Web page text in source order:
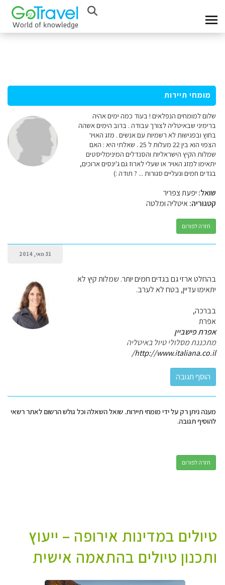
מומחי תיירות
שלום למומחים הנפלאים ! בעוד כמה ימים אהיה
ברימיני שבאיטליה לצורך עבודה . ברוב הימים אשהה
בחוץ ובפגישות לא רשמיות עם אנשים . מזג האויר
הצפוי הוא בין 22 מעלות ל 25 . שאלתי היא : האם
שמלות הקיץ הישראליות והסנדלים המינימליסטים
יתאימו למזג האויר או שעלי לארוז גם ג'ינסים ארוכים,
בגדים חמים ונעליים סגורות ... ? תודה :)
שואל: יפעת צפריר
קטגוריה:איטליה ומלטה
חזרה לפורום
31 מאי, 2014
בהחלט ארזי גם בגדים חמים יותר. שמלות קיץ לא
יתאימו עדיין, בטח לא לערב.
בברכה,
אפרת
אפרת פישביין
מתכננת מסלולי טיול באיטליה
http://www.italiana.co.il/
מענה ניתן רק על ידי מומחי תיירות. שואל השאלה וכל גולש הרשום לאתר רשאי
להוסיף תגובה.
חזרה לפורום
טיולים במדינות אירופה – ייעוץ
ותכנון טיולים בהתאמה אישית